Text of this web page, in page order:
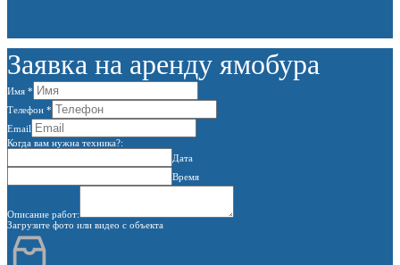
Заявка на аренду ямобура
Имя *
Телефон *
Email
Когда вам нужна техника?:
Дата
Время
Описание работ:
Загрузите фото или видео с объекта